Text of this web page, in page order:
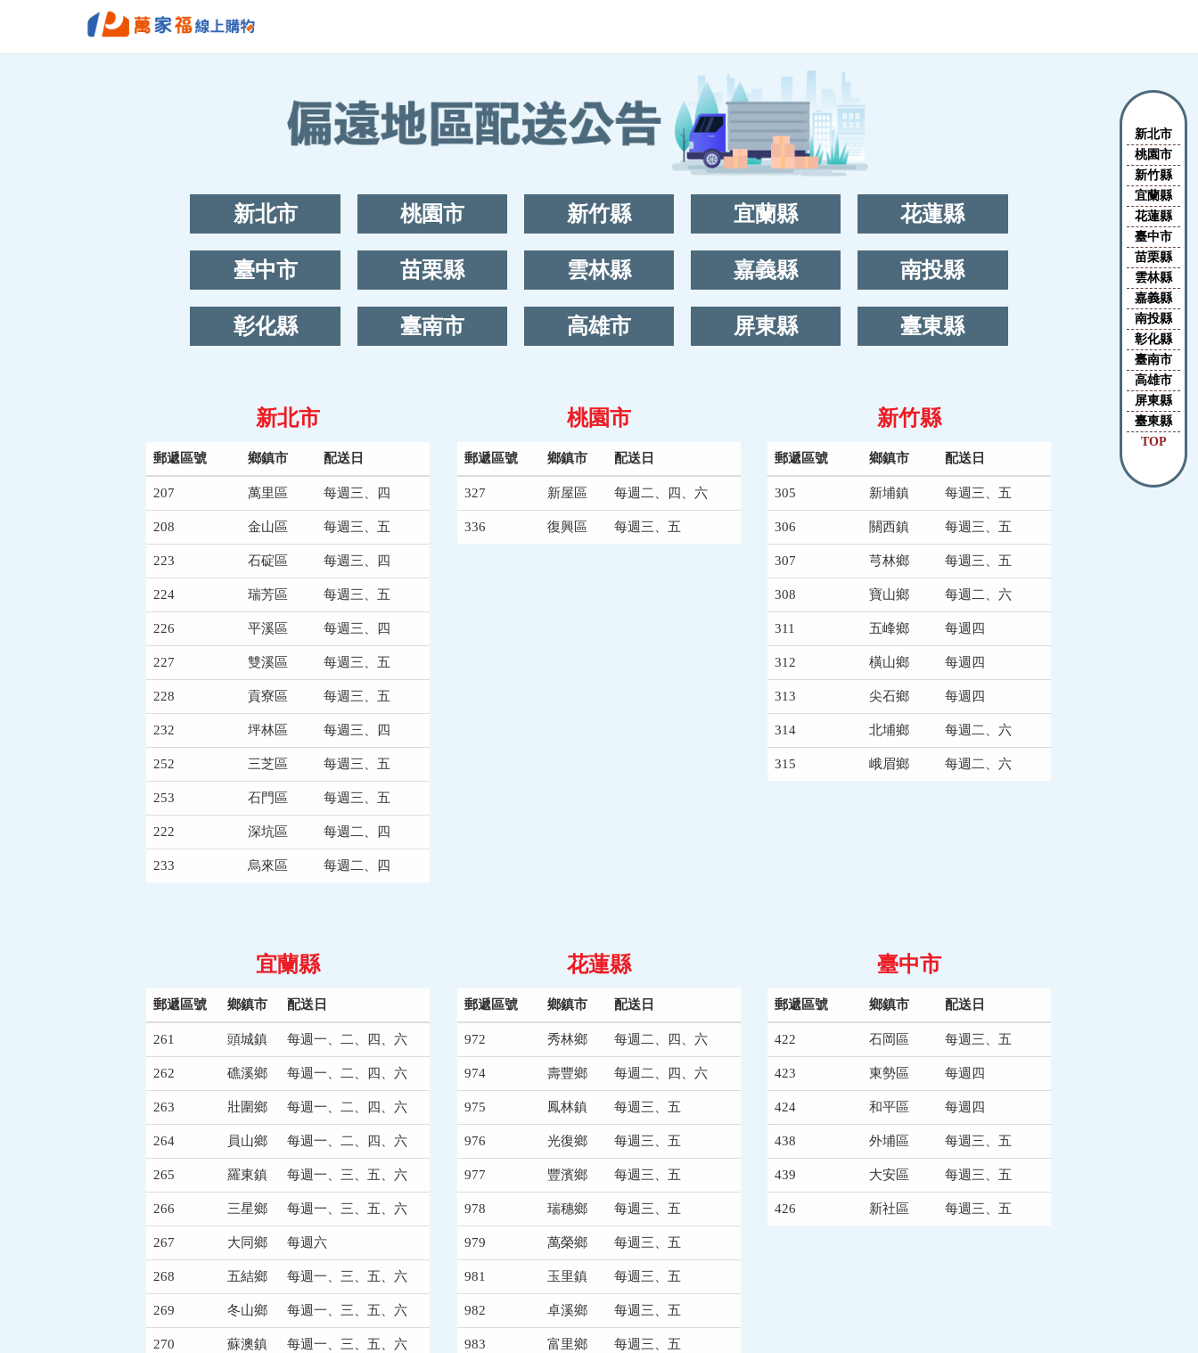
新北市 桃園市 新竹縣 宜蘭縣 花蓮縣
臺中市 苗栗縣 雲林縣 嘉義縣 南投縣
彰化縣 臺南市 高雄市 屏東縣 臺東縣
新北市
郵遞區號 鄉鎮市 配送日
207 萬里區 每週三、四
208 金山區 每週三、五
223 石碇區 每週三、四
224 瑞芳區 每週三、五
226 平溪區 每週三、四
227 雙溪區 每週三、五
228 貢寮區 每週三、五
232 坪林區 每週三、四
252 三芝區 每週三、五
253 石門區 每週三、五
222 深坑區 每週二、四
233 烏來區 每週二、四
桃園市
郵遞區號 鄉鎮市 配送日
327 新屋區 每週二、四、六
336 復興區 每週三、五
新竹縣
郵遞區號 鄉鎮市 配送日
305 新埔鎮 每週三、五
306 關西鎮 每週三、五
307 芎林鄉 每週三、五
308 寶山鄉 每週二、六
311 五峰鄉 每週四
312 橫山鄉 每週四
313 尖石鄉 每週四
314 北埔鄉 每週二、六
315 峨眉鄉 每週二、六
宜蘭縣
郵遞區號 鄉鎮市 配送日
261 頭城鎮 每週一、二、四、六
262 礁溪鄉 每週一、二、四、六
263 壯圍鄉 每週一、二、四、六
264 員山鄉 每週一、二、四、六
265 羅東鎮 每週一、三、五、六
266 三星鄉 每週一、三、五、六
267 大同鄉 每週六
268 五結鄉 每週一、三、五、六
269 冬山鄉 每週一、三、五、六
270 蘇澳鎮 每週一、三、五、六
花蓮縣
郵遞區號 鄉鎮市 配送日
972 秀林鄉 每週二、四、六
974 壽豐鄉 每週二、四、六
975 鳳林鎮 每週三、五
976 光復鄉 每週三、五
977 豐濱鄉 每週三、五
978 瑞穗鄉 每週三、五
979 萬榮鄉 每週三、五
981 玉里鎮 每週三、五
982 卓溪鄉 每週三、五
983 富里鄉 每週三、五
臺中市
郵遞區號 鄉鎮市 配送日
422 石岡區 每週三、五
423 東勢區 每週四
424 和平區 每週四
438 外埔區 每週三、五
439 大安區 每週三、五
426 新社區 每週三、五
新北市
桃園市
新竹縣
宜蘭縣
花蓮縣
臺中市
苗栗縣
雲林縣
嘉義縣
南投縣
彰化縣
臺南市
高雄市
屏東縣
臺東縣
TOP